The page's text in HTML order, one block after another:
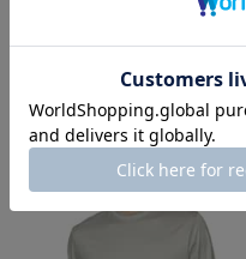
KETROY＜ケトロイ＞ バーニー
ズ ニューヨーク限定 ロングスリ
¥27,500
¥15,125 45% OFF